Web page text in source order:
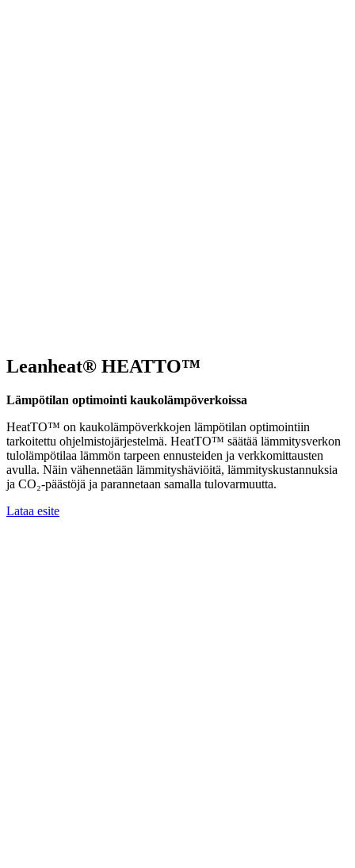
Leanheat® HEATTO™
Lämpötilan optimointi kaukolämpöverkoissa
HeatTO™ on kaukolämpöverkkojen lämpötilan optimointiin
tarkoitettu ohjelmistojärjestelmä. HeatTO™ säätää lämmitysverkon
tulolämpötilaa lämmön tarpeen ennusteiden ja verkkomittausten
avulla. Näin vähennetään lämmityshäviöitä, lämmityskustannuksia
ja CO₂-päästöjä ja parannetaan samalla tulovarmuutta.
Lataa esite